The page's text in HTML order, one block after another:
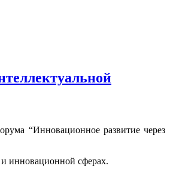
“Инновационное развитие через
и инновационной сферах.